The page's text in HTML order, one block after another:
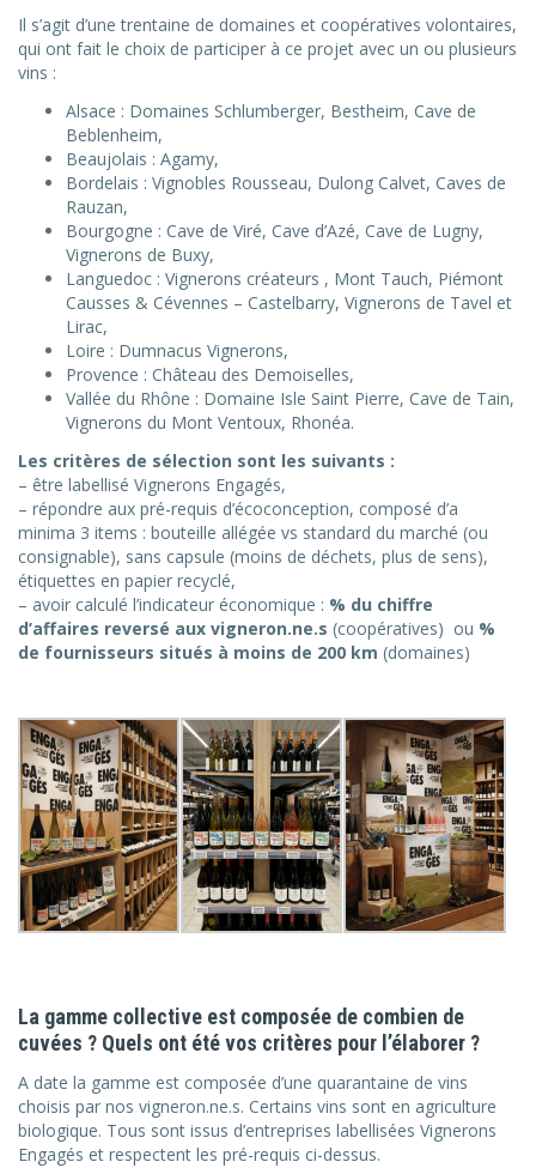
Il s’agit d’une trentaine de domaines et coopératives volontaires,
qui ont fait le choix de participer à ce projet avec un ou plusieurs
vins :
Alsace : Domaines Schlumberger, Bestheim, Cave de
Beblenheim,
Beaujolais : Agamy,
Bordelais : Vignobles Rousseau, Dulong Calvet, Caves de
Rauzan,
Bourgogne : Cave de Viré, Cave d’Azé, Cave de Lugny,
Vignerons de Buxy,
Languedoc : Vignerons créateurs , Mont Tauch, Piémont
Causses & Cévennes – Castelbarry, Vignerons de Tavel et
Lirac,
Loire : Dumnacus Vignerons,
Provence : Château des Demoiselles,
Vallée du Rhône : Domaine Isle Saint Pierre, Cave de Tain,
Vignerons du Mont Ventoux, Rhonéa.
Les critères de sélection sont les suivants :
– être labellisé Vignerons Engagés,
– répondre aux pré-requis d’écoconception, composé d’a
minima 3 items : bouteille allégée vs standard du marché (ou
consignable), sans capsule (moins de déchets, plus de sens),
étiquettes en papier recyclé,
– avoir calculé l’indicateur économique : % du chiffre
d’affaires reversé aux vigneron.ne.s (coopératives) ou %
de fournisseurs situés à moins de 200 km (domaines)
La gamme collective est composée de combien de
cuvées ? Quels ont été vos critères pour l’élaborer ?
A date la gamme est composée d’une quarantaine de vins
choisis par nos vigneron.ne.s. Certains vins sont en agriculture
biologique. Tous sont issus d’entreprises labellisées Vignerons
Engagés et respectent les pré-requis ci-dessus.